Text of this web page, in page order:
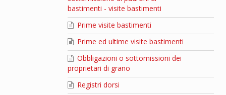
bastimenti - visite bastimenti
Prime visite bastimenti
Prime ed ultime visite bastimenti
Obbligazioni o sottomissioni dei
proprietari di grano
Registri dorsi